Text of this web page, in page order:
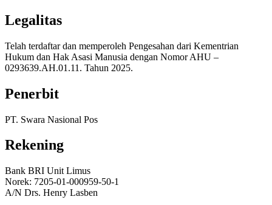
Legalitas
Telah terdaftar dan memperoleh Pengesahan dari Kementrian
Hukum dan Hak Asasi Manusia dengan Nomor AHU –
0293639.AH.01.11. Tahun 2025.
Penerbit
PT. Swara Nasional Pos
Rekening
Bank BRI Unit Limus
Norek: 7205-01-000959-50-1
A/N Drs. Henry Lasben